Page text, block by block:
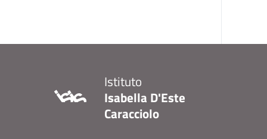
Istituto
Isabella D'Este
Caracciolo